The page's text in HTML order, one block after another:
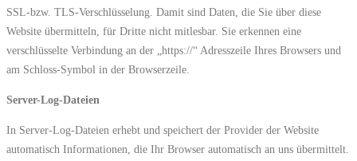
SSL-bzw. TLS-Verschlüsselung. Damit sind Daten, die Sie über diese
Website übermitteln, für Dritte nicht mitlesbar. Sie erkennen eine
verschlüsselte Verbindung an der „https://“ Adresszeile Ihres Browsers und
am Schloss-Symbol in der Browserzeile.
Server-Log-Dateien
In Server-Log-Dateien erhebt und speichert der Provider der Website
automatisch Informationen, die Ihr Browser automatisch an uns übermittelt.